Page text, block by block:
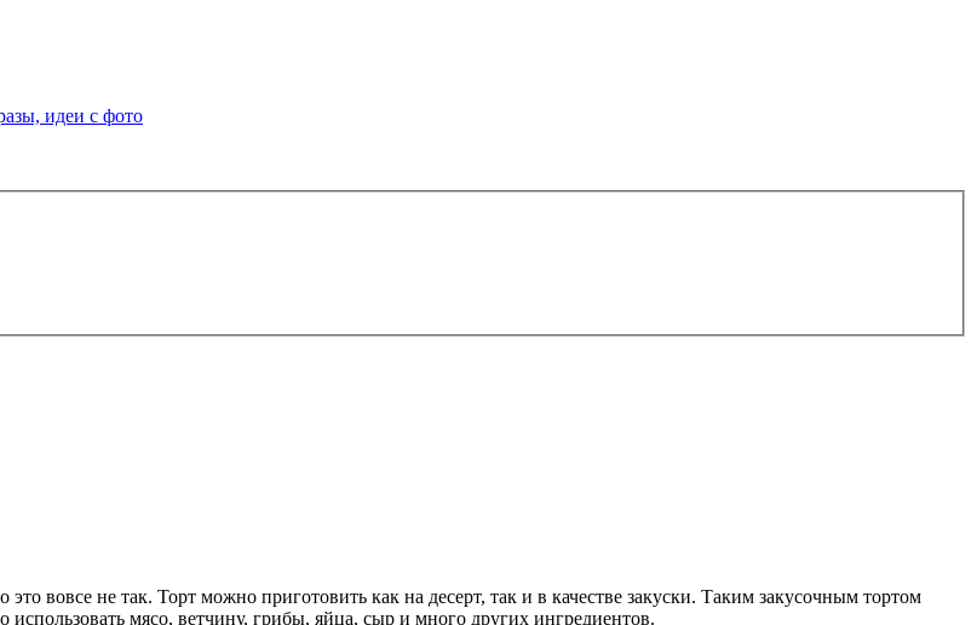
идеи с фото
вовсе не так. Торт можно приготовить как на десерт, так и в качестве закуски. Таким закусочным тортом
мясо, ветчину, грибы, яйца, сыр и много других ингредиентов.